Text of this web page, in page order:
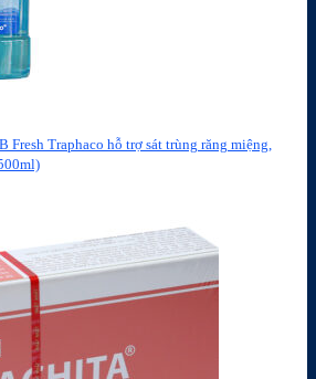
Fresh Traphaco hỗ trợ sát trùng răng miệng,